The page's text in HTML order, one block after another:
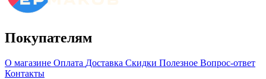
Покупателям
О магазине Оплата Доставка Скидки Полезное Вопрос-ответ
Контакты